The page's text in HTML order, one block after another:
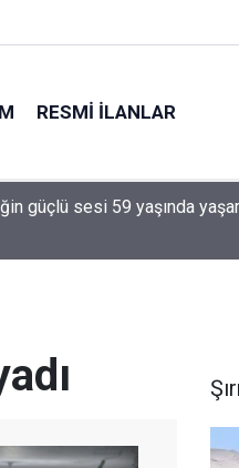
RESMI İLANLAR